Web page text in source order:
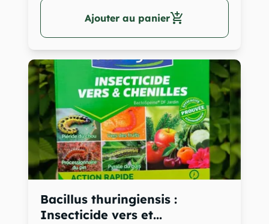
Ajouter au panieradd_shopping_cart
Bacillus thuringiensis :
Insecticide vers et...